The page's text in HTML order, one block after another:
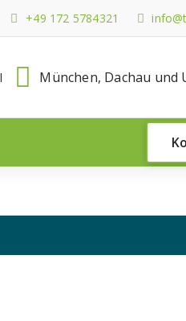
+49 172 5784321
München, Dachau und